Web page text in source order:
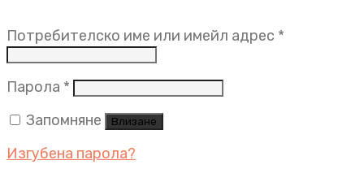
Потребителско име или имейл адрес *
Парола * Задължително
Запомняне
Влизане
Изгубена парола?